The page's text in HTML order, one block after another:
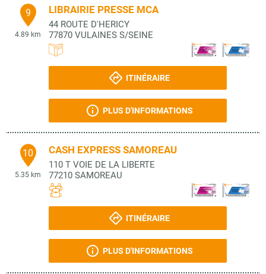
9
4.89 km
LIBRAIRIE PRESSE MCA
44 ROUTE D'HERICY
77870 VULAINES S/SEINE
ITINÉRAIRE
PLUS D'INFORMATIONS
10
5.35 km
CASH EXPRESS SAMOREAU
110 T VOIE DE LA LIBERTE
77210 SAMOREAU
ITINÉRAIRE
PLUS D'INFORMATIONS